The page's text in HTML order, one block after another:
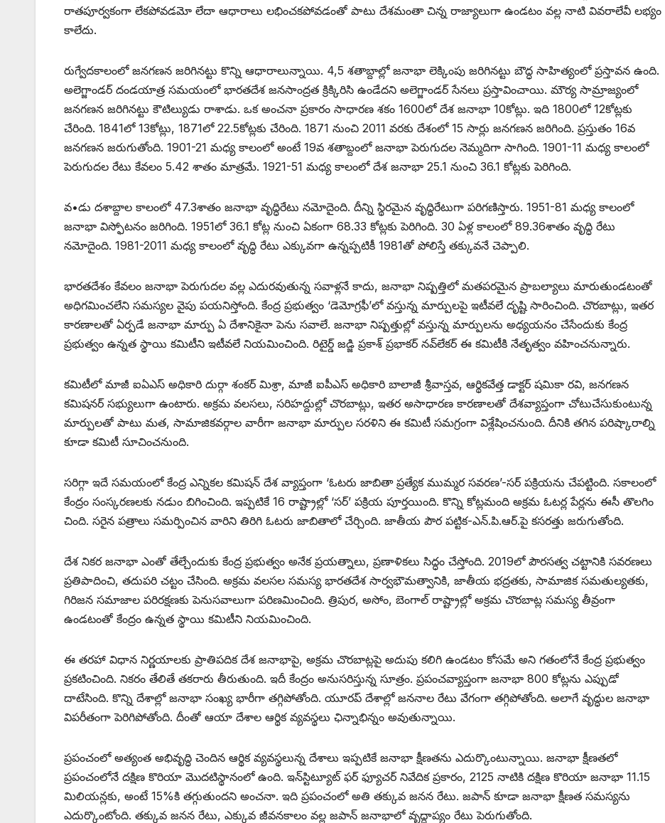
రాతపూర్వకంగా లేకపోవడమో లేదా ఆధారాలు లభించకపోవడంతో పాటు దేశమంతా చిన్న రాజ్యాలుగా ఉండటం వల్ల నాటి వివరాలేవీ లభ్యం
కాలేదు.
రుగ్వేదకాలంలో జనగణన జరిగినట్టు కొన్ని ఆధారాలున్నాయి. 4,5 శతాబ్దాల్లో జనాభా లెక్కింపు జరిగినట్టు బౌద్ధ సాహిత్యంలో ప్రస్తావన ఉంది.
అలెగ్జాండర్‌ ‌దండయాత్ర సమయంలో భారతదేశ జనసాంద్రత క్రిక్కిరిసి ఉండేదని అలెగ్జాండర్‌ ‌సేనలు ప్రస్తావించాయి. మౌర్య సామ్రాజ్యంలో
జనగణన జరిగినట్టు కౌటిల్యుడు రాశాడు. ఒక అంచనా ప్రకారం సాధారణ శకం 1600లో దేశ జనాభా 10కోట్లు. ఇది 1800లో 12కోట్లకు
చేరింది. 1841లో 13కోట్లు, 1871లో 22.5కోట్లకు చేరింది. 1871 నుంచి 2011 వరకు దేశంలో 15 సార్లు జనగణన జరిగింది. ప్రస్తుతం 16వ
జనగణన జరుగుతోంది. 1901-21 మధ్య కాలంలో అంటే 19వ శతాబ్దంలో జనాభా పెరుగుదల నెమ్మదిగా సాగింది. 1901-11 మధ్య కాలంలో
పెరుగుదల రేటు కేవలం 5.42 శాతం మాత్రమే. 1921-51 మధ్య కాలంలో దేశ జనాభా 25.1 నుంచి 36.1 కోట్లకు పెరిగింది.
వ•డు దశాబ్దాల కాలంలో 47.3శాతం జనాభా వృద్ధిరేటు నమోదైంది. దీన్ని స్థిరమైన వృద్ధిరేటుగా పరిగణిస్తారు. 1951-81 మధ్య కాలంలో
జనాభా విస్ఫోటనం జరిగింది. 1951లో 36.1 కోట్ల నుంచి ఏకంగా 68.33 కోట్లకు పెరిగింది. 30 ఏళ్ల కాలంలో 89.36శాతం వృద్ధి రేటు
నమోదైంది. 1981-2011 మధ్య కాలంలో వృద్ధి రేటు ఎక్కువగా ఉన్నప్పటికీ 1981తో పోలిస్తే తక్కువనే చెప్పాలి.
భారతదేశం కేవలం జనాభా పెరుగుదల వల్ల ఎదురవుతున్న సవాళ్లనే కాదు, జనాభా నిష్పత్తిలో మతపరమైన ప్రాబల్యాలు మారుతుండటంతో
అధిగమించలేని సమస్యల వైపు పయనిస్తోంది. కేంద్ర ప్రభుత్వం ‘డెమోగ్రఫీ’లో వస్తున్న మార్పులపై ఇటీవలే దృష్టి సారించింది. చొరబాట్లు, ఇతర
కారణాలతో ఏర్పడే జనాభా మార్పు ఏ దేశానికైనా పెను సవాలే. జనాభా నిష్పత్తుల్లో వస్తున్న మార్పులను అధ్యయనం చేసేందుకు కేంద్ర
ప్రభుత్వం ఉన్నత స్థాయి కమిటీని ఇటీవలే నియమించింది. రిటైర్డ్ ‌జడ్జి ప్రకాశ్‌ ‌ప్రభాకర్‌ ‌నవ్‌లేకర్‌ ఈ ‌కమిటీకి నేతృత్వం వహించనున్నారు.
కమిటీలో మాజీ ఐఏఎస్‌ అధికారి దుర్గా శంకర్‌ ‌మిశ్రా, మాజీ ఐపీఎస్‌ అధికారి బాలాజీ శ్రీవాస్తవ, ఆర్థికవేత్త డాక్టర్‌ ‌షమికా రవి, జనగణన
కమిషనర్‌ ‌సభ్యులుగా ఉంటారు. అక్రమ వలసలు, సరిహద్దుల్లో చొరబాట్లు, ఇతర అసాధారణ కారణాలతో దేశవ్యాప్తంగా చోటుచేసుకుంటున్న
మార్పులతో పాటు మత, సామాజికవర్గాల వారీగా జనాభా మార్పుల సరళిని ఈ కమిటీ సమగ్రంగా విశ్లేషించనుంది. దీనికి తగిన పరిష్కారాల్ని
కూడా కమిటీ సూచించనుంది.
సరిగ్గా ఇదే సమయంలో కేంద్ర ఎన్నికల కమిషన్‌ ‌దేశ వ్యాప్తంగా ‘ఓటరు జాబితా ప్రత్యేక ముమ్మర సవరణ’-సర్‌ ‌పక్రియను చేపట్టింది. సకాలంలో
కేంద్రం సంస్కరణలకు నడుం బిగించింది. ఇప్పటికే 16 రాష్ట్రాల్లో ‘సర్‌’ ‌పక్రియ పూర్తయింది. కొన్ని కోట్లమంది అక్రమ ఓటర్ల పేర్లను ఈసీ తొలగిం
చింది. సరైన పత్రాలు సమర్పించిన వారిని తిరిగి ఓటరు జాబితాలో చేర్చింది. జాతీయ పౌర పట్టిక-ఎన్‌.‌పి.ఆర్‌.‌పై కసరత్తు జరుగుతోంది.
దేశ నికర జనాభా ఎంతో తేల్చేందుకు కేంద్ర ప్రభుత్వం అనేక ప్రయత్నాలు, ప్రణాళికలు సిద్ధం చేస్తోంది. 2019లో పౌరసత్వ చట్టానికి సవరణలు
ప్రతిపాదించి, తదుపరి చట్టం చేసింది. అక్రమ వలసల సమస్య భారతదేశ సార్వభౌమత్వానికి, జాతీయ భద్రతకు, సామాజిక సమతుల్యతకు,
గిరిజన సమాజాల పరిరక్షణకు పెనుసవాలుగా పరిణమించింది. త్రిపుర, అసోం, బెంగాల్‌ ‌రాష్ట్రాల్లో అక్రమ చొరబాట్ల సమస్య తీవ్రంగా
ఉండటంతో కేంద్రం ఉన్నత స్థాయి కమిటీని నియమించింది.
ఈ తరహా విధాన నిర్ణయాలకు ప్రాతిపదిక దేశ జనాభాపై, అక్రమ చొరబాట్లపై అదుపు కలిగి ఉండటం కోసమే అని గతంలోనే కేంద్ర ప్రభుత్వం
ప్రకటించింది. నికరం తేలితే తకరారు తీరుతుంది. ఇదీ కేంద్రం అనుసరిస్తున్న సూత్రం. ప్రపంచవ్యాప్తంగా జనాభా 800 కోట్లను ఎప్పుడో
దాటేసింది. కొన్ని దేశాల్లో జనాభా సంఖ్య భారీగా తగ్గిపోతోంది. యూరప్‌ ‌దేశాల్లో జననాల రేటు వేగంగా తగ్గిపోతోంది. అలాగే వృద్ధుల జనాభా
విపరీతంగా పెరిగిపోతోంది. దీంతో ఆయా దేశాల ఆర్థిక వ్యవస్థలు ఛిన్నాభిన్నం అవుతున్నాయి.
ప్రపంచంలో అత్యంత అభివృద్ధి చెందిన ఆర్థిక వ్యవస్థలున్న దేశాలు ఇప్పటికే జనాభా క్షీణతను ఎదుర్కొంటున్నాయి. జనాభా క్షీణతలో
ప్రపంచంలోనే దక్షిణ కొరియా మొదటిస్థానంలో ఉంది. ఇన్‌స్టిట్యూట్‌ ‌ఫర్‌ ‌ఫ్యూచర్‌ ‌నివేదిక ప్రకారం, 2125 నాటికి దక్షిణ కొరియా జనాభా 11.15
మిలియన్లకు, అంటే 15%కి తగ్గుతుందని అంచనా. ఇది ప్రపంచంలో అతి తక్కువ జనన రేటు. జపాన్‌ ‌కూడా జనాభా క్షీణత సమస్యను
ఎదుర్కొంటోంది. తక్కువ జనన రేటు, ఎక్కువ జీవనకాలం వల్ల జపాన్‌ ‌జనాభాలో వృద్ధాప్యం రేటు పెరుగుతోంది.